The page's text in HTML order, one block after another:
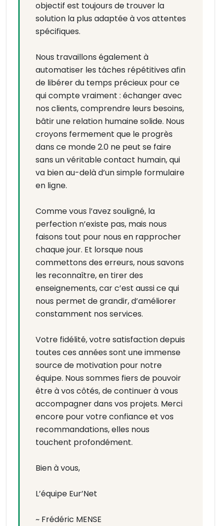
objectif est toujours de trouver la
solution la plus adaptée à vos attentes
spécifiques.
Nous travaillons également à
automatiser les tâches répétitives afin
de libérer du temps précieux pour ce
qui compte vraiment : échanger avec
nos clients, comprendre leurs besoins,
bâtir une relation humaine solide. Nous
croyons fermement que le progrès
dans ce monde 2.0 ne peut se faire
sans un véritable contact humain, qui
va bien au-delà d’un simple formulaire
en ligne.
Comme vous l’avez souligné, la
perfection n’existe pas, mais nous
faisons tout pour nous en rapprocher
chaque jour. Et lorsque nous
commettons des erreurs, nous savons
les reconnaître, en tirer des
enseignements, car c’est aussi ce qui
nous permet de grandir, d’améliorer
constamment nos services.
Votre fidélité, votre satisfaction depuis
toutes ces années sont une immense
source de motivation pour notre
équipe. Nous sommes fiers de pouvoir
être à vos côtés, de continuer à vous
accompagner dans vos projets. Merci
encore pour votre confiance et vos
recommandations, elles nous
touchent profondément.
Bien à vous,
L’équipe Eur’Net
~ Frédéric MENSE